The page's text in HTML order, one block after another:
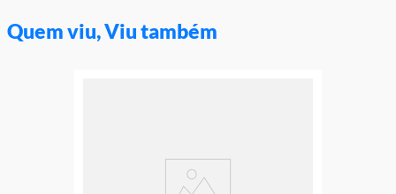
Quem viu, Viu também